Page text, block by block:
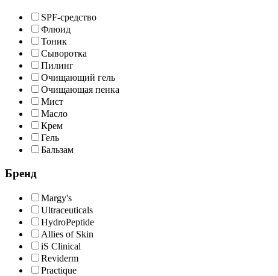
SPF-средство
Флюид
Тоник
Сыворотка
Пилинг
Очищающий гель
Очищающая пенка
Мист
Масло
Крем
Гель
Бальзам
Бренд
Margy's
Ultraceuticals
HydroPeptide
Allies of Skin
iS Clinical
Reviderm
Practique